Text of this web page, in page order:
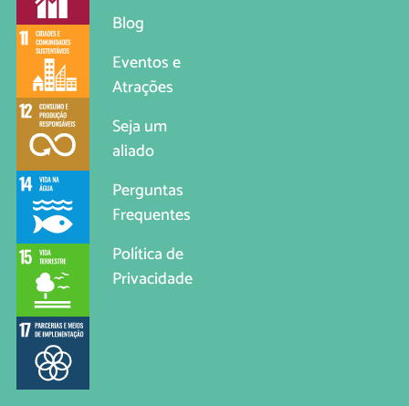
Blog
Eventos e
Atrações
Seja um
aliado
Perguntas
Frequentes
Política de
Privacidade